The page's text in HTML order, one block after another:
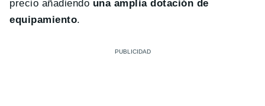
precio añadiendo una amplia dotación de
equipamiento.